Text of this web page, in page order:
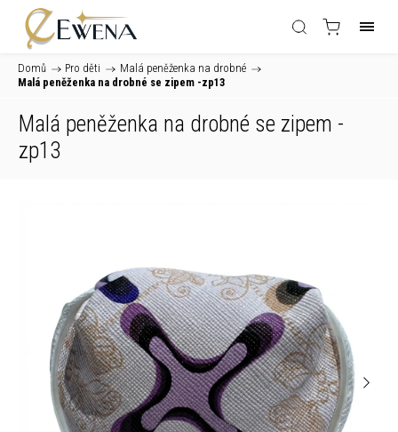
Domů / Pro děti / Malá peněženka na drobné /
Malá peněženka na drobné se zipem -zp13
Malá peněženka na drobné se zipem -
zp13